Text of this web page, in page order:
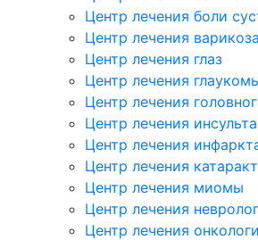
Центр лечения боли
Центр лечения варикоза
Центр лечения глаз
Центр лечения
Центр лечения
Центр лечения инсульта
Центр лечения
Центр лечения
Центр лечения миомы
Центр лечения
Центр лечения